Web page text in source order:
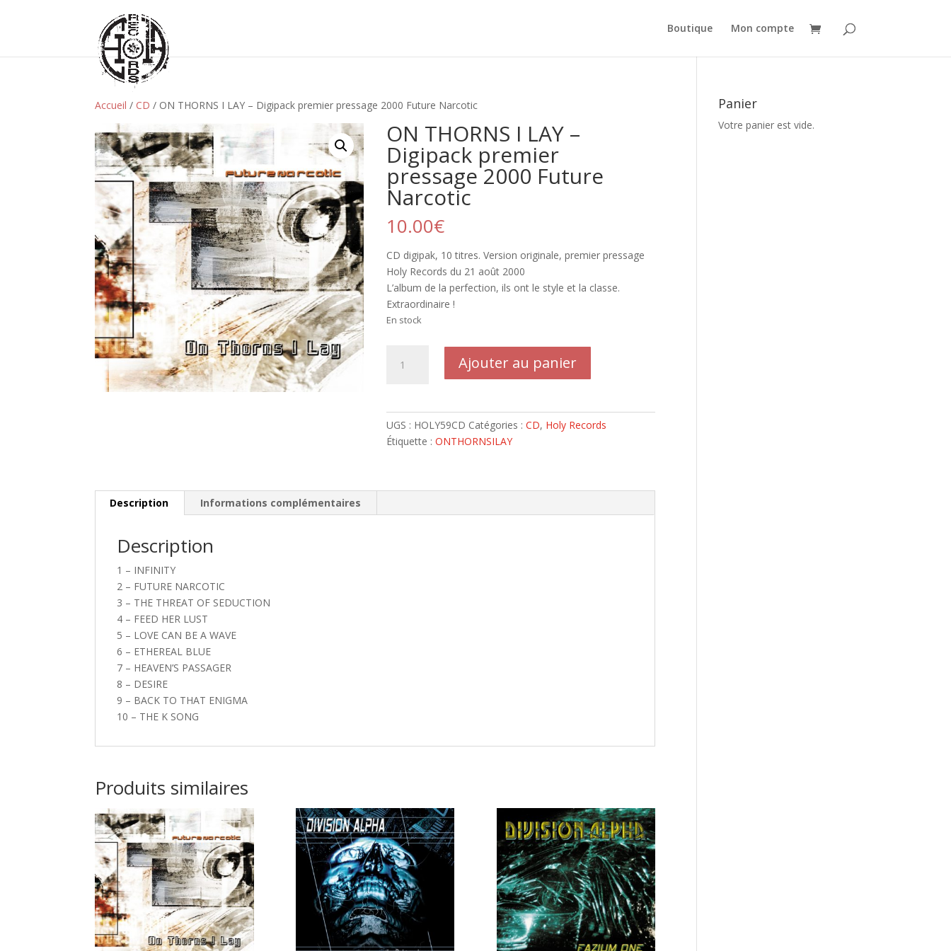
Boutique Mon compte
Accueil / CD / ON THORNS I LAY – Digipack premier pressage 2000 Future Narcotic
ON THORNS I LAY –
Digipack premier
pressage 2000 Future
Narcotic
10.00€
CD digipak, 10 titres. Version originale, premier pressage
Holy Records du 21 août 2000
L’album de la perfection, ils ont le style et la classe.
Extraordinaire !
En stock
LAY
2000
Ajouter au panier
UGS : HOLY59CD Catégories :CD, Holy Records
Étiquette :ONTHORNSILAY
Description Informations complémentaires
Description
1 – INFINITY
2 – FUTURE NARCOTIC
3 – THE THREAT OF SEDUCTION
4 – FEED HER LUST
5 – LOVE CAN BE A WAVE
6 – ETHEREAL BLUE
7 – HEAVEN’S PASSAGER
8 – DESIRE
9 – BACK TO THAT ENIGMA
10 – THE K SONG
Produits similaires
Panier
Votre panier est vide.